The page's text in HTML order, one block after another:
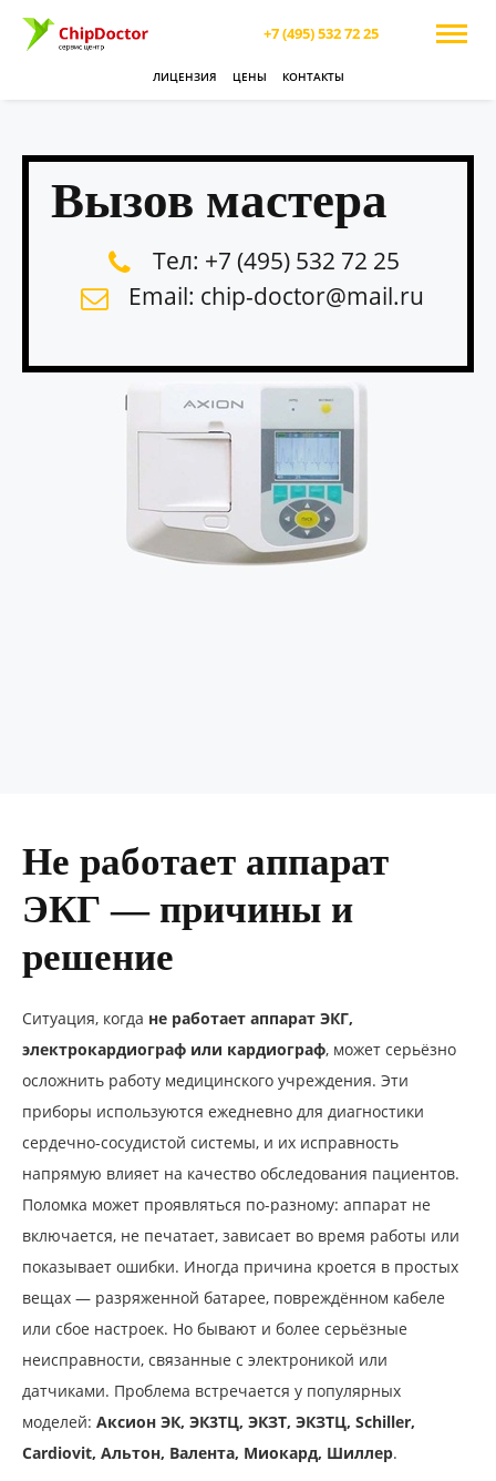
+7 (495) 532 72 25
ЛИЦЕНЗИЯ ЦЕНЫ КОНТАКТЫ
Вызов мастера
Тел: +7 (495) 532 72 25
Email: chip-doctor@mail.ru
Не работает аппарат
ЭКГ — причины и
решение
Ситуация, когда не работает аппарат ЭКГ,
электрокардиограф или кардиограф, может серьёзно
осложнить работу медицинского учреждения. Эти
приборы используются ежедневно для диагностики
сердечно-сосудистой системы, и их исправность
напрямую влияет на качество обследования пациентов.
Поломка может проявляться по-разному: аппарат не
включается, не печатает, зависает во время работы или
показывает ошибки. Иногда причина кроется в простых
вещах — разряженной батарее, повреждённом кабеле
или сбое настроек. Но бывают и более серьёзные
неисправности, связанные с электроникой или
датчиками. Проблема встречается у популярных
моделей: Аксион ЭК, ЭК3ТЦ, ЭКЗТ, ЭКЗТЦ, Schiller,
Cardiovit, Альтон, Валента, Миокард, Шиллер.